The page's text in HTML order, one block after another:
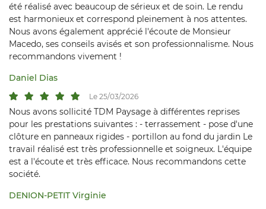
En cochant cette case, vous consentez à recevoir nos propositions
commerciales à l'adresse email indiqué ci-dessus. Vous pouvez vous désinscrire
à tout moment en utilisantle formulaire de désinscription
Inscription
été réalisé avec beaucoup de sérieux et de soin. Le rendu
est harmonieux et correspond pleinement à nos attentes.
Nous avons également apprécié l'écoute de Monsieur
Macedo, ses conseils avisés et son professionnalisme. Nous
recommandons vivement !
Daniel Dias
Le 25/03/2026
Nous avons sollicité TDM Paysage à différentes reprises
pour les prestations suivantes : - terrassement - pose d'une
clôture en panneaux rigides - portillon au fond du jardin Le
travail réalisé est très professionnelle et soigneux. L'équipe
est a l'écoute et très efficace. Nous recommandons cette
société.
DENION-PETIT Virginie